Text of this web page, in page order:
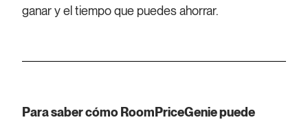
ganar y el tiempo que puedes ahorrar.
Para saber cómo RoomPriceGenie puede